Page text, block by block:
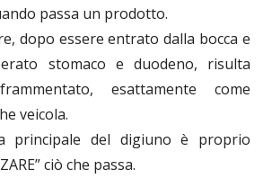
passa un prodotto.
dopo essere entrato dalla bocca e
stomaco e duodeno, risulta
esattamente come
veicola.
principale del digiuno è proprio
ciò che passa.